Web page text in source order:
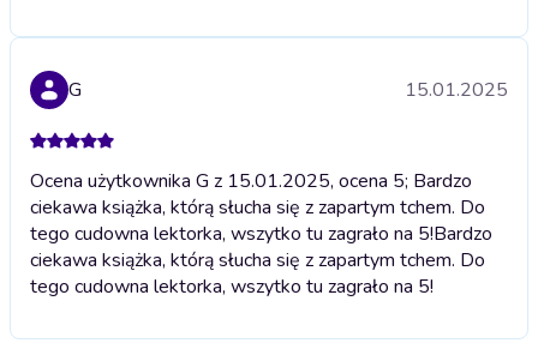
G 15.01.2025
Ocena użytkownika G z 15.01.2025, ocena 5; Bardzo
ciekawa książka, którą słucha się z zapartym tchem. Do
tego cudowna lektorka, wszytko tu zagrało na 5!Bardzo
ciekawa książka, którą słucha się z zapartym tchem. Do
tego cudowna lektorka, wszytko tu zagrało na 5!